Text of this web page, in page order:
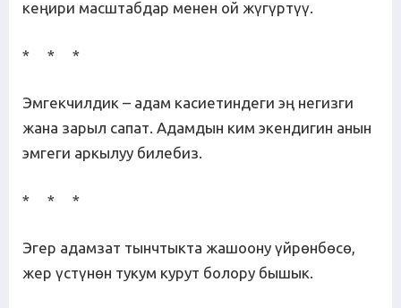
кеңири масштабдар менен ой жүгүртүү.
* * *
Эмгекчилдик – адам касиетиндеги эң негизги
жана зарыл сапат. Адамдын ким экендигин анын
эмгеги аркылуу билебиз.
* * *
Эгер адамзат тынчтыкта жашоону үйрөнбөсө,
жер үстүнөн тукум курут болору бышык.